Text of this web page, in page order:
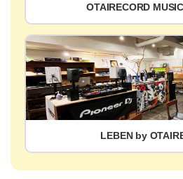
OTAIRECORD
LEBEN by